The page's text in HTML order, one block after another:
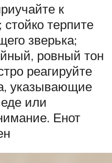
к
терпите
зверька;
ровный тон
реагируйте
указывающие
или
Енот